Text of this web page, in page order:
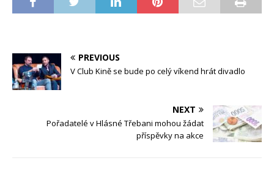
PREVIOUS
V Club Kině se bude po celý víkend hrát divadlo
NEXT
Pořadatelé v Hlásné Třebani mohou žádat
příspěvky na akce